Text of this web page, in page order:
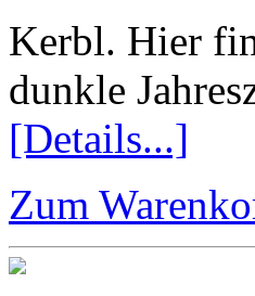
Kerbl. Hier
dunkle
[Details...]
Zum